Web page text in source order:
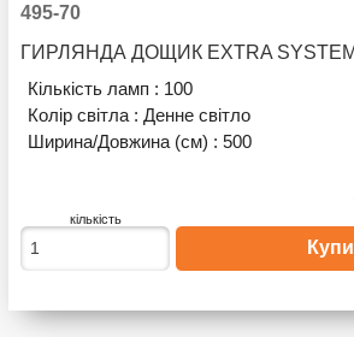
495-70
ГИРЛЯНДА ДОЩИК EXTRA
Кількість ламп : 100
Колір світла :Денне світло
Ширина/Довжина (см) :500
кількість